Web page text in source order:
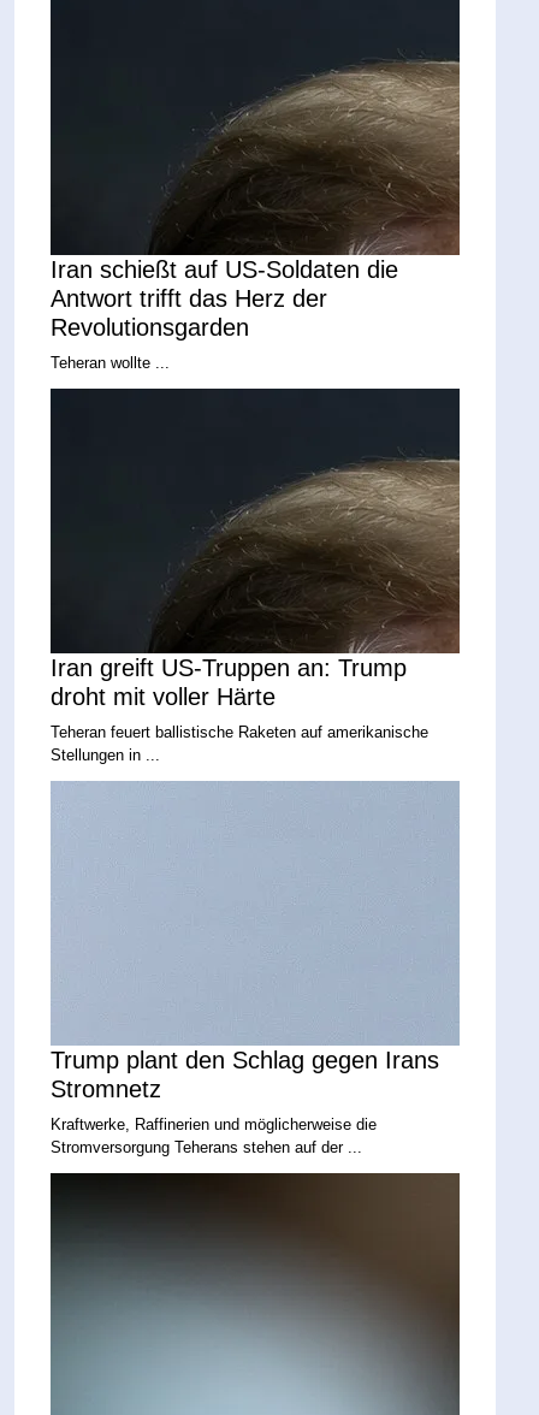
Iran schießt auf US-Soldaten die
Antwort trifft das Herz der
Revolutionsgarden
Teheran wollte ...
Iran greift US-Truppen an: Trump
droht mit voller Härte
Teheran feuert ballistische Raketen auf amerikanische
Stellungen in ...
Trump plant den Schlag gegen Irans
Stromnetz
Kraftwerke, Raffinerien und möglicherweise die
Stromversorgung Teherans stehen auf der ...